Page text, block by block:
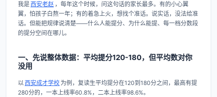
我是西安老赵 ，每年这个时候，问这句话的家长最多。有的小心翼
翼，怕孩子白熬一年；有的着急上火，想找个准话。说实话，没法给准
话。但能把规律说清楚——什么人能提分、为什么能提、每一档分数段
的提分空间在哪儿。
一、先说整体数据：平均提分120-180，但平均数对你
没用
以西安成才学校 为例，复读生平均提分在120到180分之间，最高有提
280分的，一本上线率60.8%，二本上线率98.6%。